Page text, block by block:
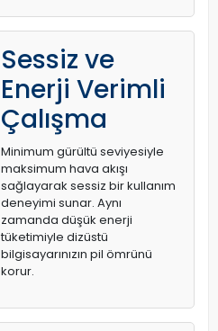
Sessiz ve
Enerji Verimli
Çalışma
Minimum gürültü seviyesiyle
maksimum hava akışı
sağlayarak sessiz bir kullanım
deneyimi sunar. Aynı
zamanda düşük enerji
tüketimiyle dizüstü
bilgisayarınızın pil ömrünü
korur.